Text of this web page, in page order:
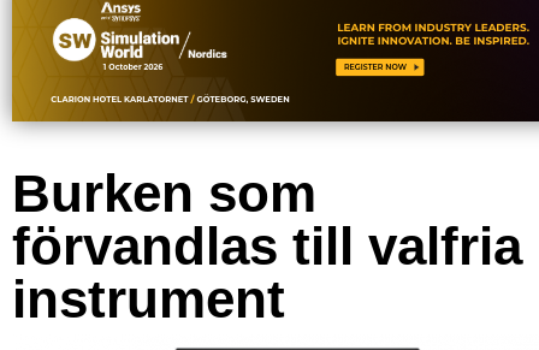
Burken som
förvandlas till valfria
instrument